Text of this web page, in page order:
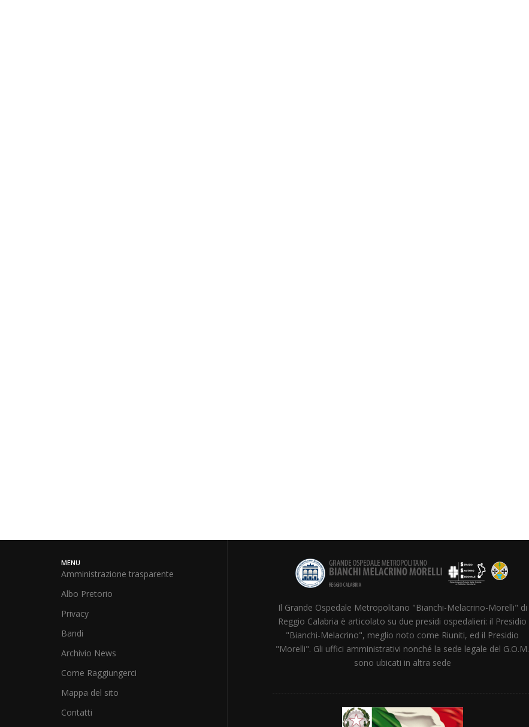
MENU
Amministrazione trasparente
Albo Pretorio
Privacy
Bandi
Archivio News
Come Raggiungerci
Mappa del sito
Contatti
Il Grande Ospedale Metropolitano "Bianchi-Melacrino-Morelli" di
Reggio Calabria è articolato su due presidi ospedalieri: il Presidio
"Bianchi-Melacrino", meglio noto come Riuniti, ed il Presidio
"Morelli". Gli uffici amministrativi nonché la sede legale del G.O.M.
sono ubicati in altra sede